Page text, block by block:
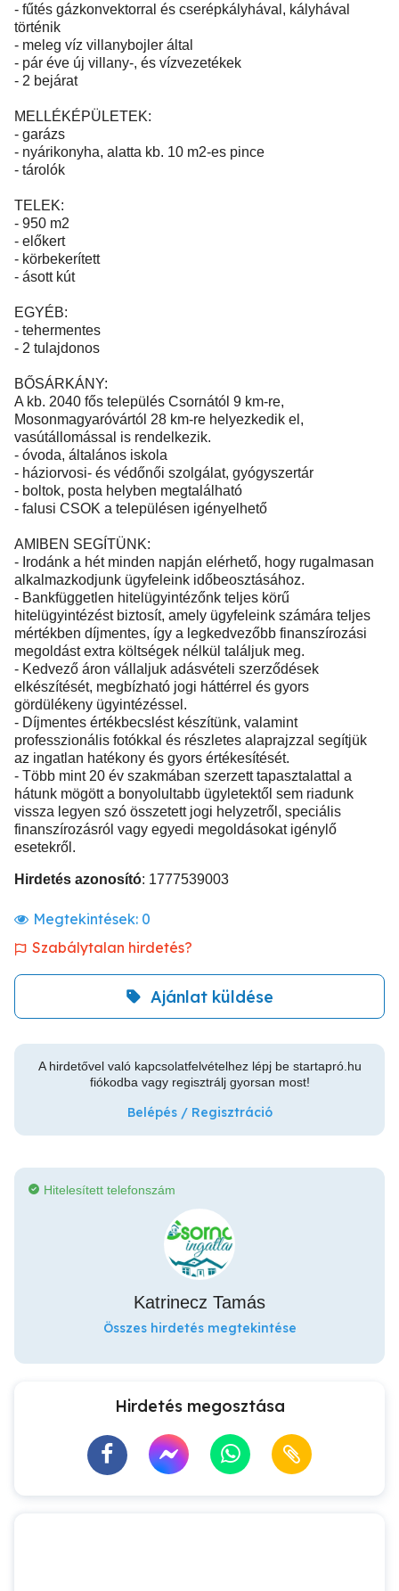
- fűtés gázkonvektorral és cserépkályhával, kályhával
történik
- meleg víz villanybojler által
- pár éve új villany-, és vízvezetékek
- 2 bejárat
MELLÉKÉPÜLETEK:
- garázs
- nyárikonyha, alatta kb. 10 m2-es pince
- tárolók
TELEK:
- 950 m2
- előkert
- körbekerített
- ásott kút
EGYÉB:
- tehermentes
- 2 tulajdonos
BŐSÁRKÁNY:
A kb. 2040 fős település Csornától 9 km-re,
Mosonmagyaróvártól 28 km-re helyezkedik el,
vasútállomással is rendelkezik.
- óvoda, általános iskola
- háziorvosi- és védőnői szolgálat, gyógyszertár
- boltok, posta helyben megtalálható
- falusi CSOK a településen igényelhető
AMIBEN SEGÍTÜNK:
- Irodánk a hét minden napján elérhető, hogy rugalmasan
alkalmazkodjunk ügyfeleink időbeosztásához.
- Bankfüggetlen hitelügyintézőnk teljes körű
hitelügyintézést biztosít, amely ügyfeleink számára teljes
mértékben díjmentes, így a legkedvezőbb finanszírozási
megoldást extra költségek nélkül találjuk meg.
- Kedvező áron vállaljuk adásvételi szerződések
elkészítését, megbízható jogi háttérrel és gyors
gördülékeny ügyintézéssel.
- Díjmentes értékbecslést készítünk, valamint
professzionális fotókkal és részletes alaprajzzal segítjük
az ingatlan hatékony és gyors értékesítését.
- Több mint 20 év szakmában szerzett tapasztalattal a
hátunk mögött a bonyolultabb ügyletektől sem riadunk
vissza legyen szó összetett jogi helyzetről, speciális
finanszírozásról vagy egyedi megoldásokat igénylő
esetekről.
Hirdetés azonosító: 1777539003
Megtekintések: 0
Szabálytalan hirdetés?
Ajánlat küldése
A hirdetővel való kapcsolatfelvételhez lépj be startapró.hu
fiókodba vagy regisztrálj gyorsan most!
Belépés / Regisztráció
Hitelesített telefonszám
Katrinecz Tamás
Összes hirdetés megtekintése
Hirdetés megosztása